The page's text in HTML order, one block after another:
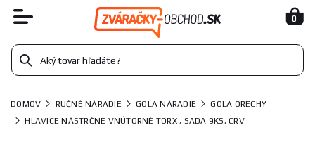
0
DOMOV RUČNÉ NÁRADIE GOLA NÁRADIE
GOLA ORECHY
HLAVICE NÁSTRČNÉ VNÚTORNÉ TORX , SADA 9KS, CRV